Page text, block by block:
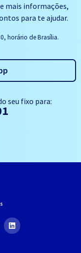
mais informações,
para te ajudar.
horário de Brasília.
seu fixo para: